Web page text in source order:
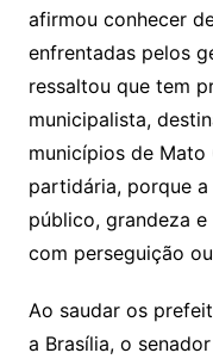
afirmou conhecer
enfrentadas pelos
ressaltou que tem
municipalista,
municípios de Mato
partidária, porque
público, grandeza
com perseguição
Ao saudar os
a Brasília, o